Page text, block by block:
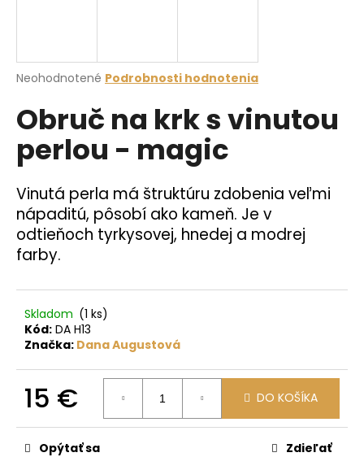
Priemerné
produktu
je
5
hviezdičiek.
Neohodnotené Podrobnosti hodnotenia
Obruč na krk s vinutou
perlou - magic
Vinutá perla má štruktúru zdobenia veľmi
nápaditú, pôsobí ako kameň. Je v
odtieňoch tyrkysovej, hnedej a modrej
farby.
Skladom (1 ks)
Kód: DA H13
Značka: Dana Augustová
15 €
cena:
DO KOŠÍKA
Opýtať sa Zdieľať
s
ť
?
HĽADAŤ
O
p
o
ú
č
a
m